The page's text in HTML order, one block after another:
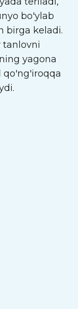
bo'ylab
birga keladi.
tanlovni
yagona
qo'ng'iroqqa